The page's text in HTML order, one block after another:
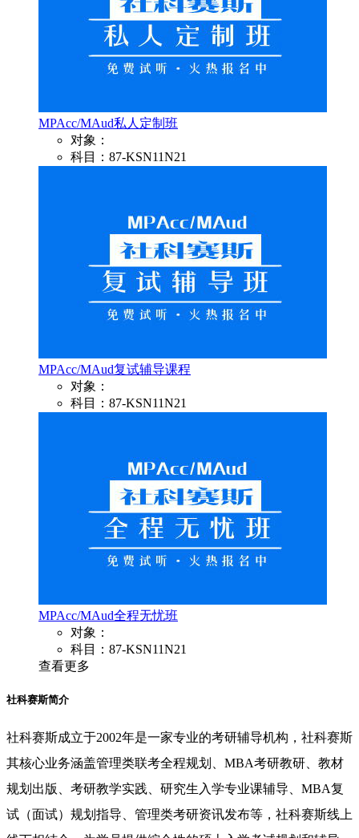
MPAcc/MAud私人定制班
对象：
科目：87-KSN11N21
MPAcc/MAud复试辅导课程
对象：
科目：87-KSN11N21
MPAcc/MAud全程无忧班
对象：
科目：87-KSN11N21
查看更多
社科赛斯简介
社科赛斯成立于2002年是一家专业的考研辅导机构，社科赛斯
其核心业务涵盖管理类联考全程规划、MBA考研教研、教材
规划出版、考研教学实践、研究生入学专业课辅导、MBA复
试（面试）规划指导、管理类考研资讯发布等，社科赛斯线上